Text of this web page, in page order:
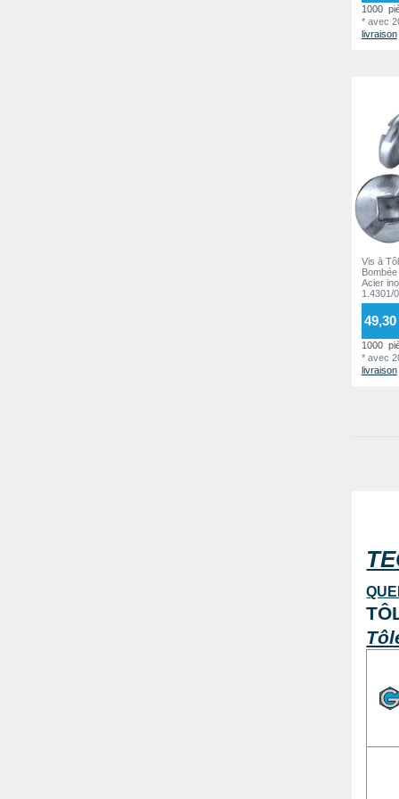
1000
* avec
livraison
Vis à
Acier
1.4301/
49,30
1000
* avec
livraison